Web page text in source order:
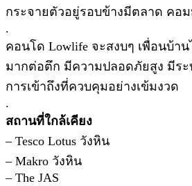
กระจายตัวอยู่รอบข้างมีตลาด คอ
.
คอนโด Lowlife จะสงบๆ เพื่อนบ้าน
มากต่อตึก มีความปลอดภัยสูง มีระ
การเข้าถึงที่ควบคุมอย่างเข้มงวด
.
สถานที่ใกล้เคียง
– Tesco Lotus วังหิน
– Makro วังหิน
– The JAS